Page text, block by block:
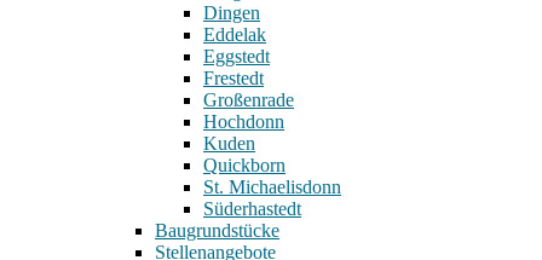
Dingen
Eddelak
Eggstedt
Frestedt
Großenrade
Hochdonn
Kuden
Quickborn
St. Michaelisdonn
Süderhastedt
Baugrundstücke
Stellenangebote